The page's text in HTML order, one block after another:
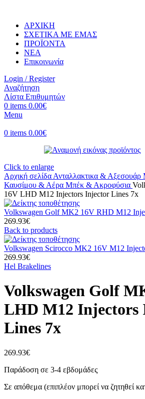
ΑΡΧΙΚΗ
ΣΧΕΤΙΚΑ ΜΕ ΕΜΑΣ
ΠΡΟΪΟΝΤΑ
ΝΕΑ
Επικοινωνία
Login / Register
Αναζήτηση
Λίστα Επιθυμητών
0 items 0.00€
Menu
0 items 0.00€
Click to enlarge
Αρχική σελίδα Ανταλλακτικα & Αξεσουάρ
Καυσίμου & Αέρα Μπέκ & Ακροφύσια
16V LHD M12 Injectors Injector Lines 7x
Volkswagen Golf MK2 16V RHD M12
269.93€
Back to products
Volkswagen Scirocco MK2 16V M12
269.93€
Hel Brakelines
Volkswagen Golf
LHD M12 Injectors
Lines 7x
269.93€
Παράδοση σε 3-4 εβδομάδες
Σε απόθεμα (επιπλέον μπορεί να ζητηθεί